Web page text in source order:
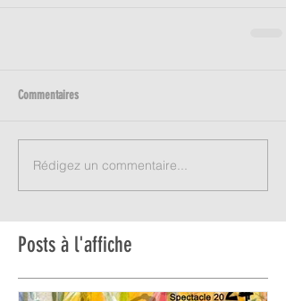
Commentaires
Rédigez un commentaire...
Posts à l'affiche